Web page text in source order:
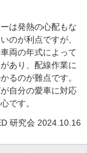
は発熱の心配もな
のが利点ですが、
両の年式によって
あり、配線作業に
るのが難点です。
自分の愛車に対応
です。
研究会 2024.10.16